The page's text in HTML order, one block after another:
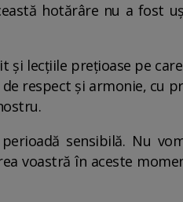
hotărâre nu a fost
lecțiile prețioase pe
respect și armonie, cu
sensibilă. Nu
voastră în aceste